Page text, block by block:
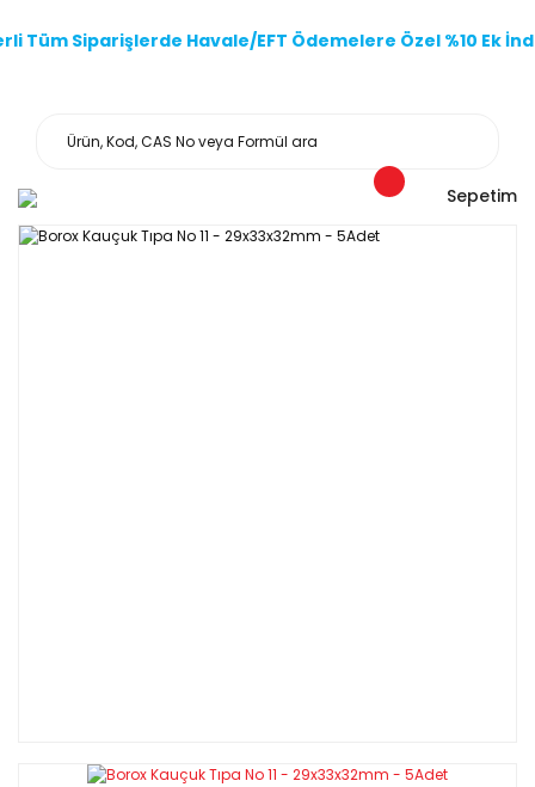
Tüm Siparişlerde Havale/EFT Ödemelere Özel %10 Ek
Sepetim